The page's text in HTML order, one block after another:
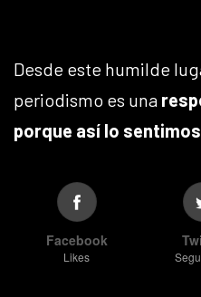
Desde este humilde
periodismo es una
porque así lo
Facebook
Likes